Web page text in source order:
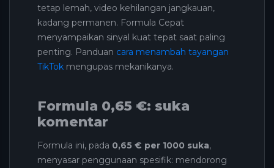
tetap lemah, video kehilangan jangkauan,
kadang permanen. Formula Cepat
menyampaikan sinyal kuat tepat saat paling
penting. Panduan cara menambah tayangan
TikTok mengupas mekanikanya.
Formula 0,65 €: suka
komentar
Formula ini, pada 0,65 € per 1000 suka,
menyasar penggunaan spesifik: mendorong